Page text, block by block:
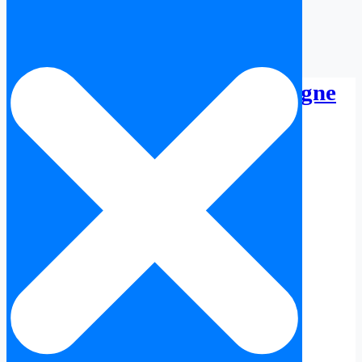
Nota Simple Tolède en Espagne